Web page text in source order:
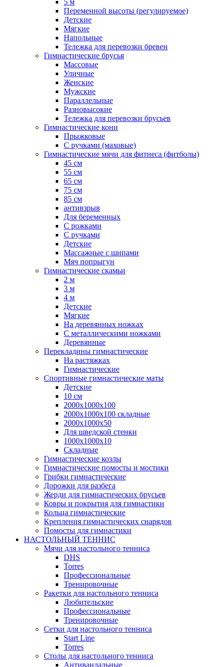
5 м
Переменной высоты (регулируемое)
Детские
Мягкие
Напольные
Тележка для перевозки бревен
Гимнастические брусья
Массовые
Уличные
Женские
Мужские
Параллельные
Разновысокие
Тележка для перевозки брусьев
Гимнастические кони
Прыжковые
С ручками (маховые)
Гимнастические мячи для фитнеса (фитболы)
45 см
55 см
65 см
75 см
85 см
антивзрыв
Для беременных
С рожками
С ручками
Детские
Массажные с шипами
Мяч попрыгун
Гимнастические скамьи
2 м
3 м
4 м
Детские
Мягкие
На деревянных ножках
С металлическими ножками
Деревянные
Перекладины гимнастические
На растяжках
Гимнастические
Спортивные гимнастические маты
Детские
10 см
2000х1000х100
2000х1000х100 складные
2000х1000х50
Для шведской стенки
1000х1000х10
Складные
Гимнастические козлы
Гимнастические помосты и мостики
Грибки гимнастические
Дорожки для разбега
Жерди для гимнастических брусьев
Ковры и покрытия для гимнастики
Кольца гимнастические
Крепления гимнастических снарядов
Помосты для гимнастики
НАСТОЛЬНЫЙ ТЕННИС
Мячи для настольного тенниса
DHS
Torres
Профессиональные
Тренировочные
Ракетки для настольного тенниса
Любительские
Профессиональные
Тренировочные
Сетки для настольного тенниса
Start Line
Torres
Столы для настольного тенниса
Антивандальные